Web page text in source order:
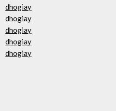
dhogiay
dhogiay
dhogiay
dhogiay
dhogiay